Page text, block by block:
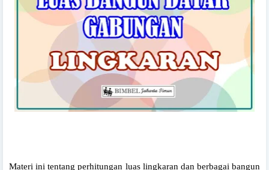
Materi ini tentang perhitungan luas lingkaran dan berbagai bangun